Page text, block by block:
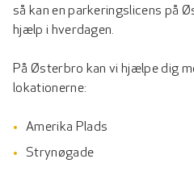
så kan en parkeringslicens på
hjælp i hverdagen.
På Østerbro kan vi hjælpe dig
lokationerne:
Amerika Plads
Strynøgade